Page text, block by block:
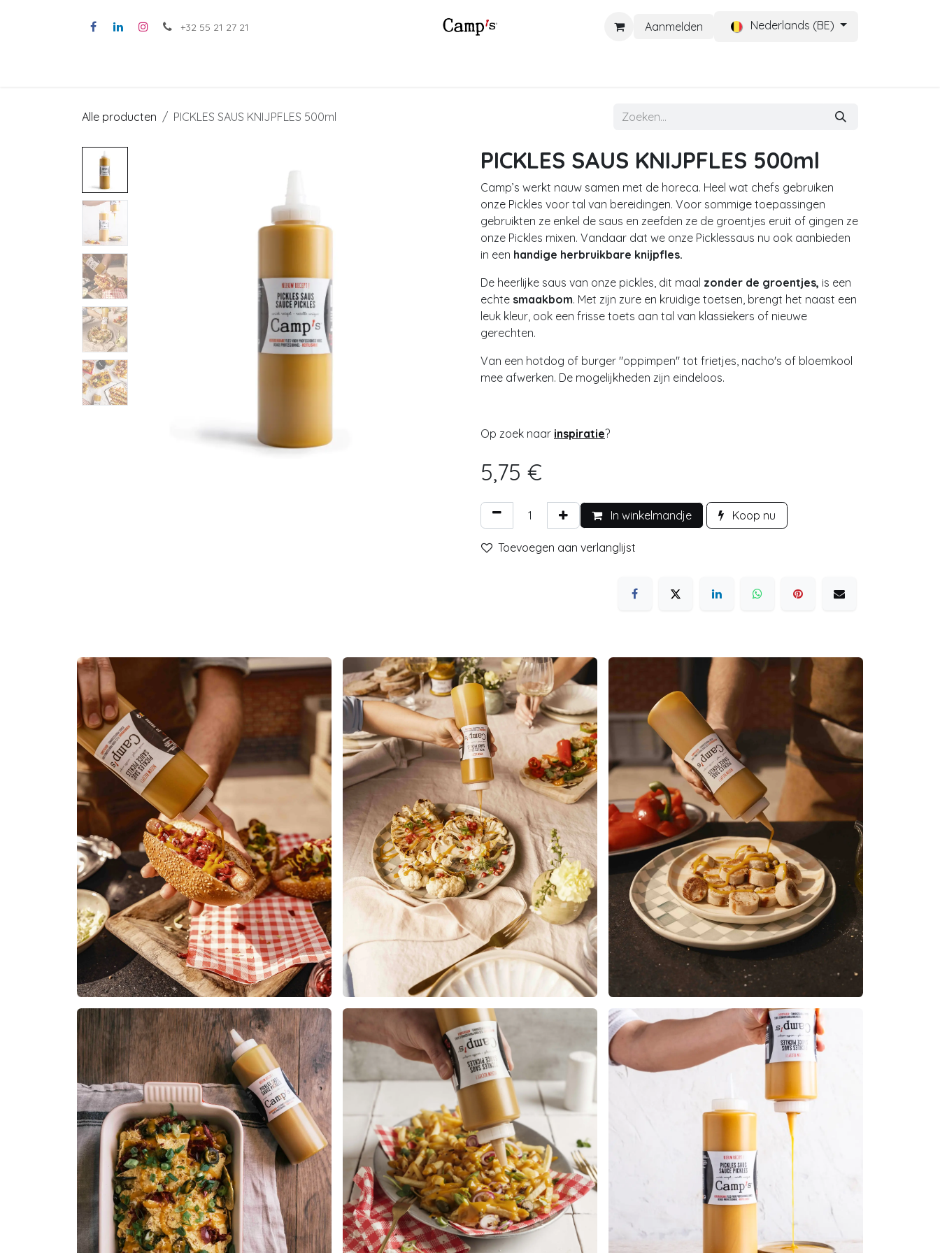
+32 55 21 27 21 Aanmelden Nederlands (BE)
Alle producten PICKLES SAUS KNIJPFLES 500ml
PICKLES SAUS KNIJPFLES 500ml
Camp’s werkt nauw samen met de horeca. Heel wat chefs gebruiken
onze Pickles voor tal van bereidingen. Voor sommige toepassingen
gebruikten ze enkel de saus en zeefden ze de groentjes eruit of gingen ze
onze Pickles mixen. Vandaar dat we onze Picklessaus nu ook aanbieden
in een handige herbruikbare knijpfles.
De heerlijke saus van onze pickles, dit maal zonder de groentjes, is een
echte smaakbom. Met zijn zure en kruidige toetsen, brengt het naast een
leuk kleur, ook een frisse toets aan tal van klassiekers of nieuwe
gerechten.
Van een hotdog of burger "oppimpen" tot frietjes, nacho's of bloemkool
mee afwerken. De mogelijkheden zijn eindeloos.
Op zoek naar inspiratie?
5,75 €
In winkelmandje Koop nu
Toevoegen aan verlanglijst